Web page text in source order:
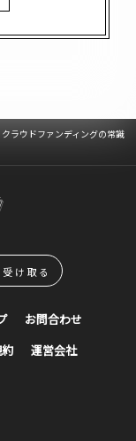
ラウドファンディングの常識
け取る
お問合わせ
運営会社